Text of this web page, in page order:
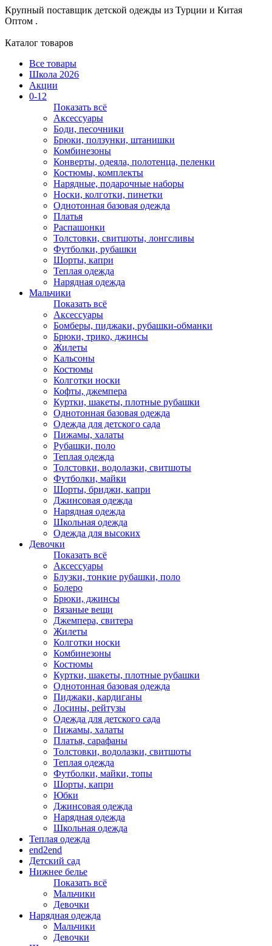
Крупный поставщик детской одежды из Турции и Китая
Оптом .
Каталог товаров
Все товары
Школа 2026
Акции
0-12
Показать всё
Аксессуары
Боди, песочники
Брюки, ползунки, штанишки
Комбинезоны
Конверты, одеяла, полотенца, пеленки
Костюмы, комплекты
Нарядные, подарочные наборы
Носки, колготки, пинетки
Однотонная базовая одежда
Платья
Распашонки
Толстовки, свитшоты, лонгсливы
Футболки, рубашки
Шорты, капри
Теплая одежда
Нарядная одежда
Мальчики
Показать всё
Аксессуары
Бомберы, пиджаки, рубашки-обманки
Брюки, трико, джинсы
Жилеты
Кальсоны
Костюмы
Колготки носки
Кофты, джемпера
Куртки, шакеты, плотные рубашки
Однотонная базовая одежда
Одежда для детского сада
Пижамы, халаты
Рубашки, поло
Теплая одежда
Толстовки, водолазки, свитшоты
Футболки, майки
Шорты, бриджи, капри
Джинсовая одежда
Нарядная одежда
Школьная одежда
Одежда для высоких
Девочки
Показать всё
Аксессуары
Блузки, тонкие рубашки, поло
Болеро
Брюки, джинсы
Вязаные вещи
Джемпера, свитера
Жилеты
Колготки носки
Комбинезоны
Костюмы
Куртки, шакеты, плотные рубашки
Однотонная базовая одежда
Пиджаки, кардиганы
Лосины, рейтузы
Одежда для детского сада
Пижамы, халаты
Платья, сарафаны
Толстовки, водолазки, свитшоты
Теплая одежда
Футболки, майки, топы
Шорты, капри
Юбки
Джинсовая одежда
Нарядная одежда
Школьная одежда
Теплая одежда
end2end
Детский сад
Нижнее белье
Показать всё
Мальчики
Девочки
Нарядная одежда
Мальчики
Девочки